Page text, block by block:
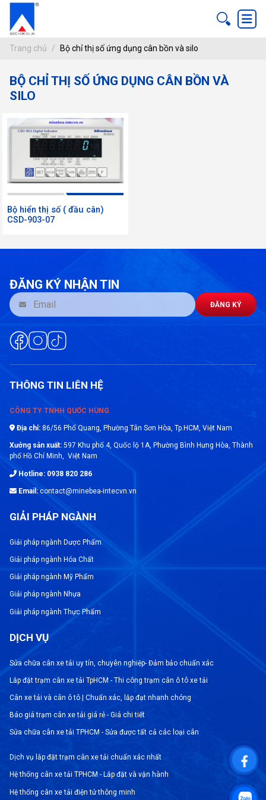
BỘ CHỈ THỊ SỐ ỨNG DỤNG CÂN BỒN
chủ
Trang chủ Bộ chỉ thị số ứng dụng cân bồn và silo
BỘ CHỈ THỊ SỐ ỨNG DỤNG CÂN BỒN VÀ
SILO
Bộ hiển thị số ( đầu cân)
CSD-903-07
ĐĂNG KÝ NHẬN TIN
ĐĂNG KÝ
THÔNG TIN LIÊN HỆ
CÔNG TY TNHH QUỐC HÙNG
Địa chỉ: 86/56 Phổ Quang, Phường Tân Sơn Hòa, Tp.HCM, Việt Nam
Xưởng sản xuất:597 Khu phố 4, Quốc lộ 1A, Phường Bình Hưng Hòa, Thành
phố Hồ Chí Minh, Việt Nam
Hotline: 0938 820 286
Email:contact@minebea-intecvn.vn
GIẢI PHÁP NGÀNH
Giải pháp ngành Dược Phẩm
Giải pháp ngành Hóa Chất
Giải pháp ngành Mỹ Phẩm
Giải pháp ngành Nhựa
Giải pháp ngành Thực Phẩm
DỊCH VỤ
Sửa chữa cân xe tải uy tín, chuyên nghiệp- Đảm bảo chuẩn xác
Lắp đặt trạm cân xe tải TpHCM - Thi công trạm cân ô tô xe tải
Cân xe tải và cân ô tô | Chuẩn xác, lắp đạt nhanh chóng
Báo giá trạm cân xe tải giá rẻ - Giá chi tiết
Sửa chữa cân xe tải TPHCM - Sửa được tất cả các loại cân
Dịch vụ lắp đặt trạm cân xe tải chuẩn xác nhất
Hệ thống cân xe tải TPHCM - Lắp đặt và vận hành
Hệ thống cân xe tải điện tử thông minh